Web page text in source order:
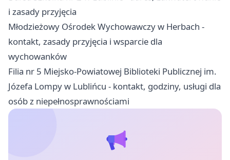
i zasady przyjęcia
Młodzieżowy Ośrodek Wychowawczy w Herbach -
kontakt, zasady przyjęcia i wsparcie dla
wychowanków
Filia nr 5 Miejsko-Powiatowej Biblioteki Publicznej im.
Józefa Lompy w Lublińcu - kontakt, godziny, usługi dla
osób z niepełnosprawnościami